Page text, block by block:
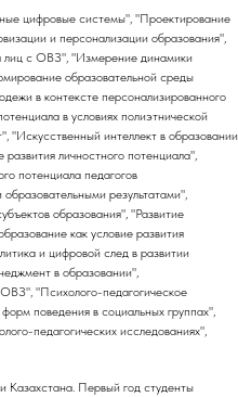
цифровые системы", "Проектирование
и персонализации образования",
лиц с ОВЗ", "Измерение динамики
образовательной среды
в контексте персонализированного
в условиях полиэтнической
"Искусственный интеллект в образовании
личностного потенциала",
потенциала педагогов
результатами",
образования", "Развитие
как условие развития
и цифровой след в развитии
в образовании",
"Психолого-педагогическое
поведения в социальных группах",
педагогических исследованиях",
Казахстана. Первый год студенты